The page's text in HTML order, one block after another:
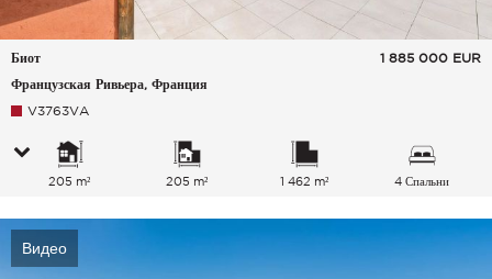
Биот
Французская Ривьера, Франция
1 885 000 EUR
V3763VA
205 m² 205 m² 1 462 m² 4 Спальни
Видео